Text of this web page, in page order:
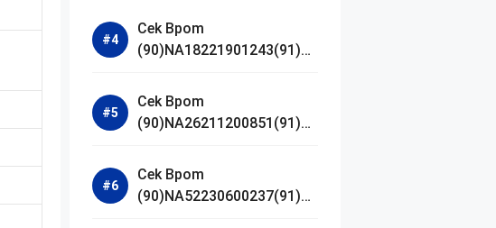
Cek Bpom
(90)NA18221901243(91)25
Serum
Cek Bpom
(90)NA26211200851(91)24
Madagascar Centella
Ampoule Foam
Cek Bpom
(90)NA52230600237(91)09